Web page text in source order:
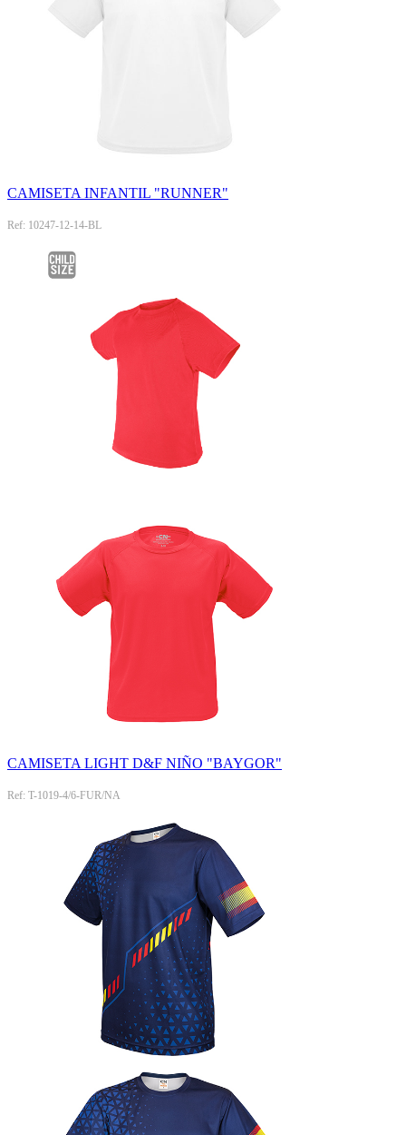
CAMISETA INFANTIL "RUNNER"
Ref: 10247-12-14-BL
CAMISETA LIGHT D&F NIÑO "BAYGOR"
Ref: T-1019-4/6-FUR/NA